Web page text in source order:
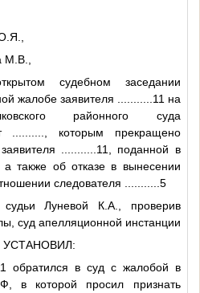
М.В.,
судебном заседании
жалобе заявителя
...........11 на
районного суда
, которым прекращено
...........11
, поданной в
также об отказе в вынесении
следователя
...........5
Луневой К.А., проверив
суд апелляционной инстанции
УСТАНОВИЛ:
обратился в суд с жалобой в
в которой просил признать